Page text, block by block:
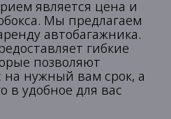
является цена и
Мы предлагаем
автобагажника.
гибкие
позволяют
на нужный вам срок, а
в удобное для вас